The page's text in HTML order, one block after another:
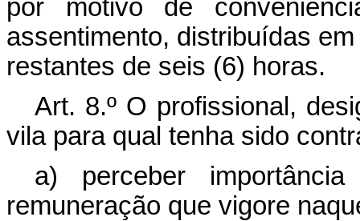
por motivo de
assentimento, distribuídas
restantes de seis (6) horas.
Art. 8.º O profissional,
vila para qual tenha sido
a) perceber
remuneração que vigore